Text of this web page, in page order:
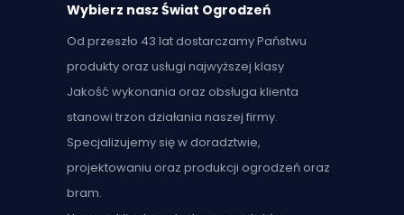
Wybierz nasz Świat Ogrodzeń
Od przeszło 43 lat dostarczamy Państwu
produkty oraz usługi najwyższej klasy
Jakość wykonania oraz obsługa klienta
stanowi trzon działania naszej firmy.
Specjalizujemy się w doradztwie,
projektowaniu oraz produkcji ogrodzeń oraz
bram.